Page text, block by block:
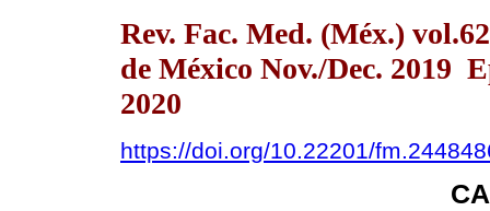
Rev. Fac. Med. (Méx.)
de México Nov./Dec. 2019
2020
https://doi.org/10.22201/